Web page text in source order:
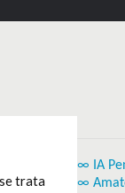
trata
∞ IA
∞